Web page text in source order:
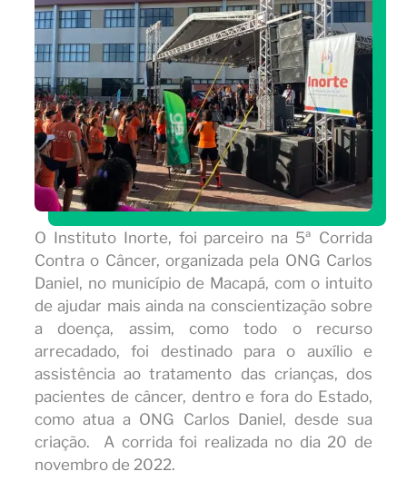
O Instituto Inorte, foi parceiro na 5ª Corrida
Contra o Câncer, organizada pela ONG Carlos
Daniel, no município de Macapá, com o intuito
de ajudar mais ainda na conscientização sobre
a doença, assim, como todo o recurso
arrecadado, foi destinado para o auxílio e
assistência ao tratamento das crianças, dos
pacientes de câncer, dentro e fora do Estado,
como atua a ONG Carlos Daniel, desde sua
criação. A corrida foi realizada no dia 20 de
novembro de 2022.